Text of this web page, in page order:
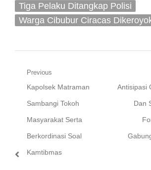
Tiga Pelaku Ditangkap Polisi
Warga Cibubur Ciracas
Navigasi
pos
Previous
Previous
post:
Kapolsek Matraman
Sambangi Tokoh
Masyarakat Serta
Berkordinasi Soal
Kamtibmas
Next
post:
Antisipasi
Dan